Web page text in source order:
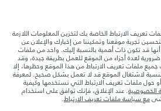
الحمولة. تأكد من عدم تجاوز الوزن الإجمالي للسيارة
السيارة بالإكسسوارات والركاب والسوائل والوقود
المذكورة على هذا الموقع قد تختلف من بلد إلى
الرجاء التواصل مع وكيلنا المحلي للتأكد من توفّرها
تعريف الارتباط الخاصة بك لتخزين المعلومات اللازمة
تجربة موقعنا وتمكيننا من إخبارك والإعلان عن
أنها قد تكون ذات أهمية بالنسبة إليك. واحد من ملفات
لعدة أجزاء من الموقع للعمل بطريقة جيدة، وقد
ملفات تعريف الارتباط من هذا الموقع وحظرها، إلا
لاشتغال الموقع قد لا تعمل بشكل صحيح. لمعرفة
أو حول ملفات تعريف الارتباط التي نستخدمها وكيفية
الخصوصية. عند الإغلاق، فإنك توافق على استخدام
مع سياسة ملفات تعريف الارتباط.